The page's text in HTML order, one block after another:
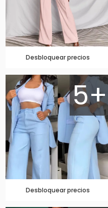
Desbloquear precios
5+
Desbloquear precios